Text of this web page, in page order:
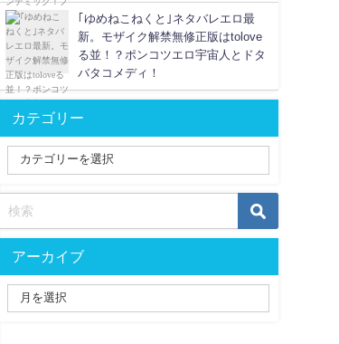
｢ゆめねこねくと｣ネタバレエロ最
新。モザイク解禁無修正版はtolove
る並！？ポンコツエロ宇宙人とドタ
バタコメディ！
カテゴリー
アーカイブ